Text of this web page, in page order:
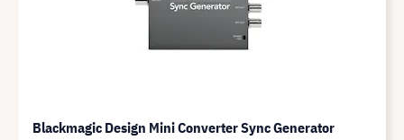
Blackmagic Design Mini Converter Sync Generator